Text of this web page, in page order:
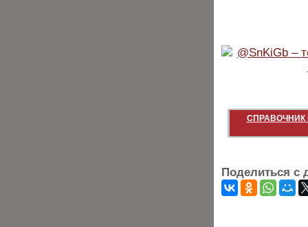
СПРАВОЧНИК
Поделиться с